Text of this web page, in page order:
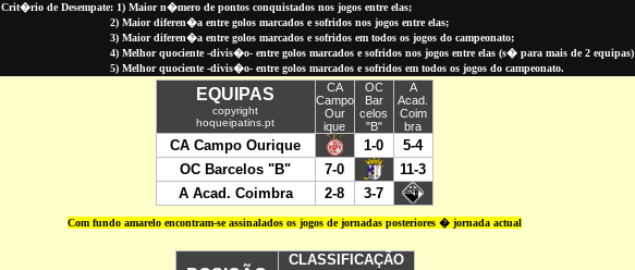
Crit�rio de Desempate: 1) Maior n�mero de pontos conquistados nos jogos entre elas;
2) Maior diferen�a entre golos marcados e sofridos nos jogos entre elas;
3) Maior diferen�a entre golos marcados e sofridos em todos os jogos do campeonato;
4) Melhor quociente -divis�o- entre golos marcados e sofridos nos jogos entre elas (s� para mais de 2 equipas)
5) Melhor quociente -divis�o- entre golos marcados e sofridos em todos os jogos do campeonato.
Com fundo amarelo encontram-se assinalados os jogos de jornadas posteriores � jornada actual